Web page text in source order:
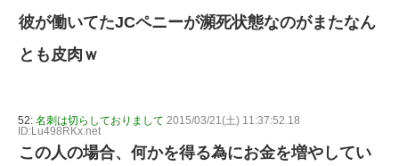
彼が働いてたJCペニーが瀕死状態なのがまたなん
とも皮肉ｗ
52: 名刺は切らしておりまして 2015/03/21(土) 11:37:52.18
ID:Lu498RKx.net
この人の場合、何かを得る為にお金を増やしてい